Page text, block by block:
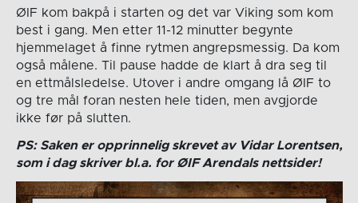
ØIF kom bakpå i starten og det var Viking som kom
best i gang. Men etter 11-12 minutter begynte
hjemmelaget å finne rytmen angrepsmessig. Da kom
også målene. Til pause hadde de klart å dra seg til
en ettmålsledelse. Utover i andre omgang lå ØIF to
og tre mål foran nesten hele tiden, men avgjorde
ikke før på slutten.
PS: Saken er opprinnelig skrevet av Vidar Lorentsen,
som i dag skriver bl.a. for ØIF Arendals nettsider!